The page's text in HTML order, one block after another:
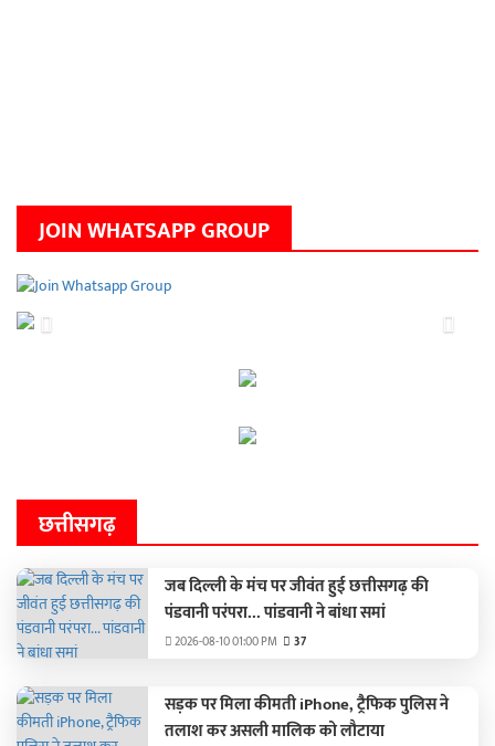
JOIN WHATSAPP GROUP
Previous Next
छत्तीसगढ़
जब दिल्ली के मंच पर जीवंत हुई छत्तीसगढ़ की
पंडवानी परंपरा... पांडवानी ने बांधा समां
2026-08-10 01:00 PM 37
सड़क पर मिला कीमती iPhone, ट्रैफिक पुलिस ने
तलाश कर असली मालिक को लौटाया